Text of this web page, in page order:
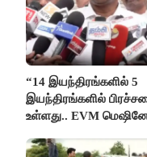
“14 இயந்திரங்களில் 5
இயந்திரங்களில்
உள்ளது.. EVM
இளங்கோ